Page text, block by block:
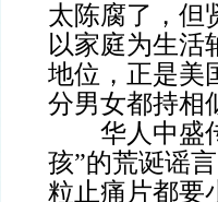
太陈腐了，但
以家庭为生活
地位，正是美
分男女都持相
华人中盛传
孩”的荒诞谣
粒止痛片都要